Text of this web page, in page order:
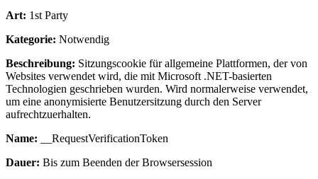
Art: 1st Party
Kategorie: Notwendig
Beschreibung: Sitzungscookie für allgemeine Plattformen, der von
Websites verwendet wird, die mit Microsoft .NET-basierten
Technologien geschrieben wurden. Wird normalerweise verwendet,
um eine anonymisierte Benutzersitzung durch den Server
aufrechtzuerhalten.
Name: __RequestVerificationToken
Dauer: Bis zum Beenden der Browsersession